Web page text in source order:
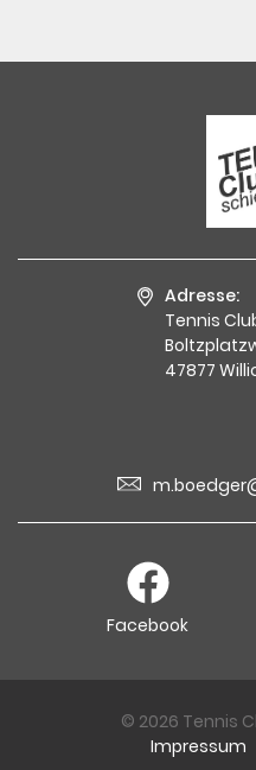
Adresse:
Tennis
47877
Facebook
© 2026 Tennis
Impressum